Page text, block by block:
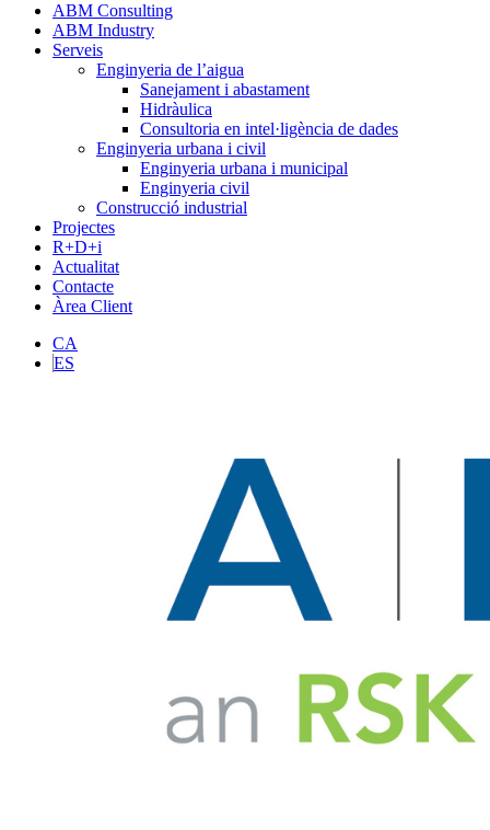
ABM Consulting
ABM Industry
Serveis
Enginyeria de l’aigua
Sanejament i abastament
Hidràulica
Consultoria en intel·ligència de dades
Enginyeria urbana i civil
Enginyeria urbana i municipal
Enginyeria civil
Construcció industrial
Projectes
R+D+i
Actualitat
Contacte
Àrea Client
CA
ES